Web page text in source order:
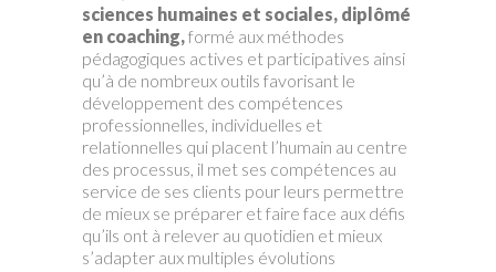
sciences humaines et sociales, diplômé
en coaching,formé aux méthodes
pédagogiques actives et participatives ainsi
qu’à de nombreux outils favorisant le
développement des compétences
professionnelles, individuelles et
relationnelles qui placent l’humain au centre
des processus, il met ses compétences au
service de ses clients pour leurs permettre
de mieux se préparer et faire face aux défis
qu’ils ont à relever au quotidien et mieux
s’adapter aux multiples évolutions